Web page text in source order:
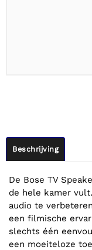
Beschrijving
De Bose TV
de hele kamer
audio te
een filmische
slechts één
een moeiteloze